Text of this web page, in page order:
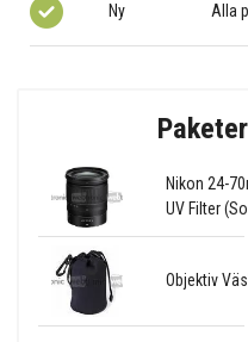
Ny Alla
Nikon 24-
UV Filter
Objektiv